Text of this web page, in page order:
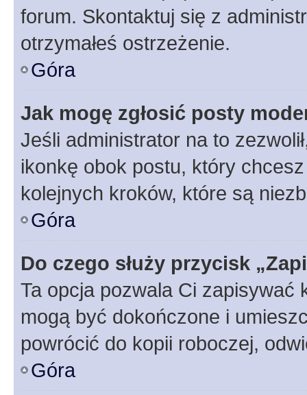
forum. Skontaktuj się z
otrzymałeś ostrzeżenie.
Góra
Jak mogę zgłosić posty
Jeśli administrator na to
ikonkę obok postu, który
kolejnych kroków, które są
Góra
Do czego służy przycisk
Ta opcja pozwala Ci zapisywać
mogą być dokończone i
powrócić do kopii roboczej,
Góra